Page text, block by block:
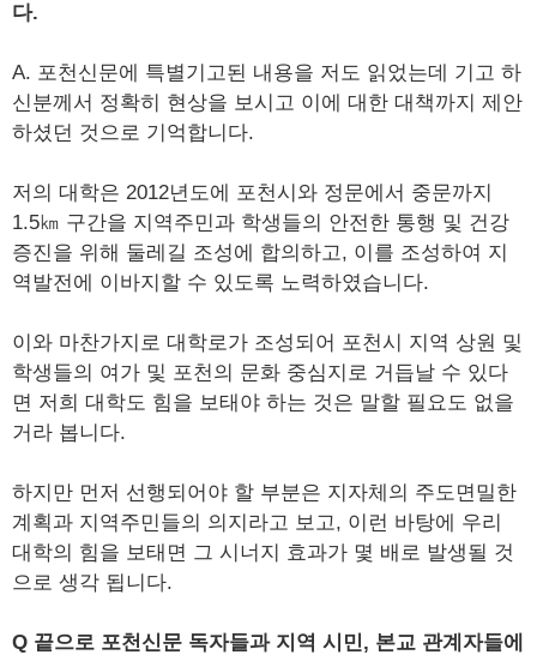
다.
A. 포천신문에 특별기고된 내용을 저도 읽었는데 기고 하
신분께서 정확히 현상을 보시고 이에 대한 대책까지 제안
하셨던 것으로 기억합니다.
저의 대학은 2012년도에 포천시와 정문에서 중문까지
1.5㎞ 구간을 지역주민과 학생들의 안전한 통행 및 건강
증진을 위해 둘레길 조성에 합의하고, 이를 조성하여 지
역발전에 이바지할 수 있도록 노력하였습니다.
이와 마찬가지로 대학로가 조성되어 포천시 지역 상원 및
학생들의 여가 및 포천의 문화 중심지로 거듭날 수 있다
면 저희 대학도 힘을 보태야 하는 것은 말할 필요도 없을
거라 봅니다.
하지만 먼저 선행되어야 할 부분은 지자체의 주도면밀한
계획과 지역주민들의 의지라고 보고, 이런 바탕에 우리
대학의 힘을 보태면 그 시너지 효과가 몇 배로 발생될 것
으로 생각 됩니다.
Q 끝으로 포천신문 독자들과 지역 시민, 본교 관계자들에